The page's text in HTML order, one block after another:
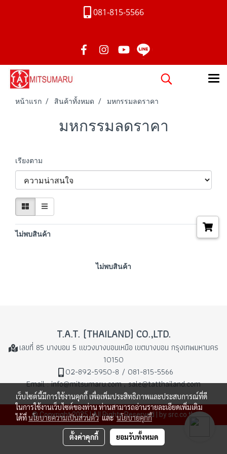
081-815-5566
หน้าแรก สินค้าทั้งหมด มหกรรมลดราคา
มหกรรมลดราคา
เรียงตาม
ไม่พบสินค้า
ไม่พบสินค้า
T.A.T. (THAILAND) CO.,LTD.
เลขที่ 85 บางบอน 5 แขวงบางบอนเหนือ เขตบางบอน กรุงเทพมหานคร
10150
02-892-5950-8 / 081-815-5566
Email : info@mitsumaru.com , sale@tatthailand.com
© Copyright 2025 | All Rights Reserved | by src.co.th
เว็บไซต์นี้มีการใช้งานคุกกี้ เพื่อเพิ่มประสิทธิภาพและประสบการณ์ที่ดี
ในการใช้งานเว็บไซต์ของท่าน ท่านสามารถอ่านรายละเอียดเพิ่มเติม
ได้ที่นโยบายความเป็นส่วนตัวและนโยบายคุกกี้
ตั้งค่าคุกกี้ ยอมรับทั้งหมด